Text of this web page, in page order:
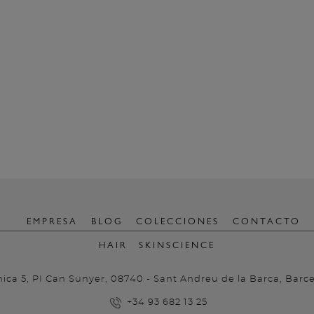
EMPRESA BLOG COLECCIONES CONTACTO
HAIR SKINSCIENCE
5, PI Can Sunyer, 08740 - Sant Andreu de la Barca,
+34 93 682 13 25